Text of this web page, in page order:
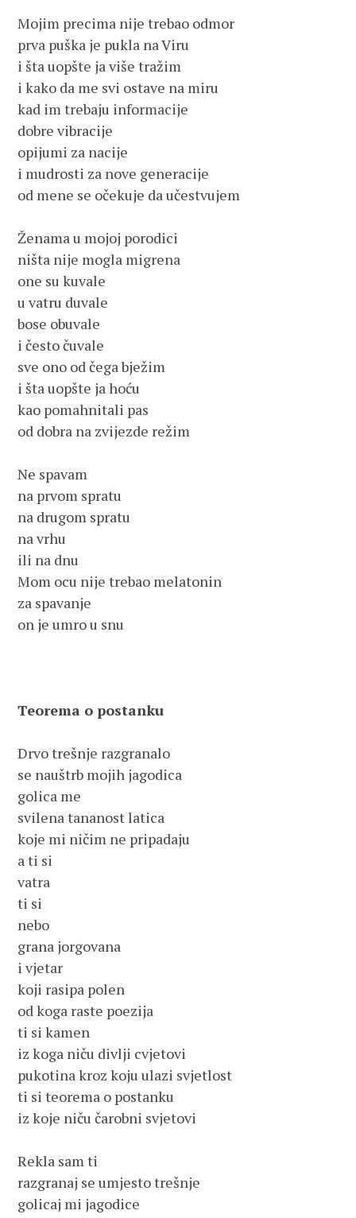
Mojim precima nije trebao odmor
prva puška je pukla na Viru
i šta uopšte ja više tražim
i kako da me svi ostave na miru
kad im trebaju informacije
dobre vibracije
opijumi za nacije
i mudrosti za nove generacije
od mene se očekuje da učestvujem
Ženama u mojoj porodici
ništa nije mogla migrena
one su kuvale
u vatru duvale
bose obuvale
i često čuvale
sve ono od čega bježim
i šta uopšte ja hoću
kao pomahnitali pas
od dobra na zvijezde režim
Ne spavam
na prvom spratu
na drugom spratu
na vrhu
ili na dnu
Mom ocu nije trebao melatonin
za spavanje
on je umro u snu
Teorema o postanku
Drvo trešnje razgranalo
se nauštrb mojih jagodica
golica me
svilena tananost latica
koje mi ničim ne pripadaju
a ti si
vatra
ti si
nebo
grana jorgovana
i vjetar
koji rasipa polen
od koga raste poezija
ti si kamen
iz koga niču divlji cvjetovi
pukotina kroz koju ulazi svjetlost
ti si teorema o postanku
iz koje niču čarobni svjetovi
Rekla sam ti
razgranaj se umjesto trešnje
golicaj mi jagodice